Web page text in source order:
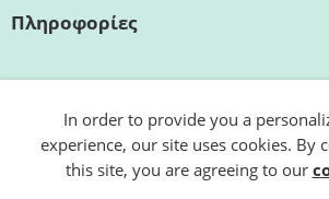
Πληροφορίες
Ωράριο καταστήματος
In order to provide you a
experience, our site uses cookies. By
this site, you are agreeing to our